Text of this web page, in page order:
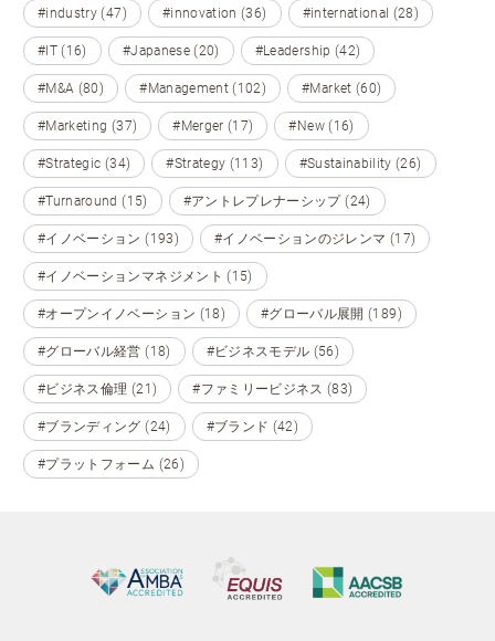
#industry (47) #innovation (36) #international (28)
#IT (16) #Japanese (20) #Leadership (42)
#M&A (80) #Management (102) #Market (60)
#Marketing (37) #Merger (17) #New (16)
#Strategic (34) #Strategy (113) #Sustainability (26)
#Turnaround (15) #アントレプレナーシップ (24)
#イノベーション (193) #イノベーションのジレンマ (17)
#イノベーションマネジメント (15)
#オープンイノベーション (18) #グローバル展開 (189)
#グローバル経営 (18) #ビジネスモデル (56)
#ビジネス倫理 (21) #ファミリービジネス (83)
#ブランディング (24) #ブランド (42)
#プラットフォーム (26)